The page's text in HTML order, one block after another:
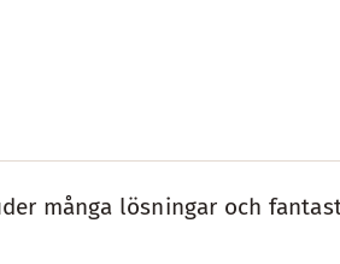
många lösningar och